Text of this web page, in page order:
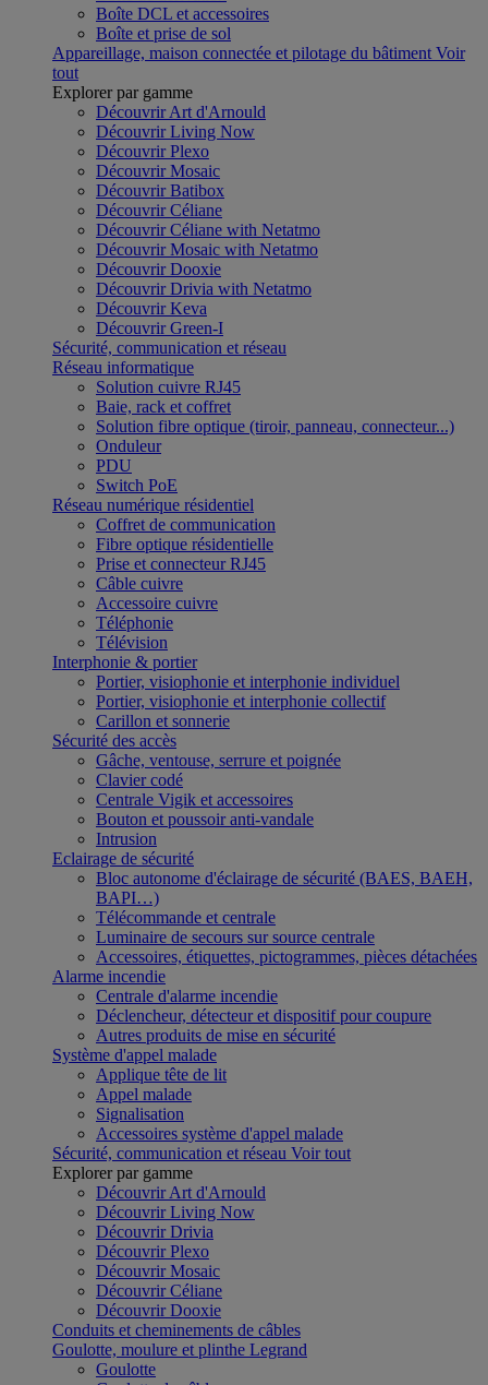
Boîte DCL et accessoires
Boîte et prise de sol
Appareillage, maison connectée et pilotage du bâtiment Voir
tout
Explorer par gamme
Découvrir Art d'Arnould
Découvrir Living Now
Découvrir Plexo
Découvrir Mosaic
Découvrir Batibox
Découvrir Céliane
Découvrir Céliane with Netatmo
Découvrir Mosaic with Netatmo
Découvrir Dooxie
Découvrir Drivia with Netatmo
Découvrir Keva
Découvrir Green-I
Sécurité, communication et réseau
Réseau informatique
Solution cuivre RJ45
Baie, rack et coffret
Solution fibre optique (tiroir, panneau, connecteur...)
Onduleur
PDU
Switch PoE
Réseau numérique résidentiel
Coffret de communication
Fibre optique résidentielle
Prise et connecteur RJ45
Câble cuivre
Accessoire cuivre
Téléphonie
Télévision
Interphonie & portier
Portier, visiophonie et interphonie individuel
Portier, visiophonie et interphonie collectif
Carillon et sonnerie
Sécurité des accès
Gâche, ventouse, serrure et poignée
Clavier codé
Centrale Vigik et accessoires
Bouton et poussoir anti-vandale
Intrusion
Eclairage de sécurité
Bloc autonome d'éclairage de sécurité (BAES, BAEH,
BAPI…)
Télécommande et centrale
Luminaire de secours sur source centrale
Accessoires, étiquettes, pictogrammes, pièces détachées
Alarme incendie
Centrale d'alarme incendie
Déclencheur, détecteur et dispositif pour coupure
Autres produits de mise en sécurité
Système d'appel malade
Applique tête de lit
Appel malade
Signalisation
Accessoires système d'appel malade
Sécurité, communication et réseau Voir tout
Explorer par gamme
Découvrir Art d'Arnould
Découvrir Living Now
Découvrir Drivia
Découvrir Plexo
Découvrir Mosaic
Découvrir Céliane
Découvrir Dooxie
Conduits et cheminements de câbles
Goulotte, moulure et plinthe Legrand
Goulotte